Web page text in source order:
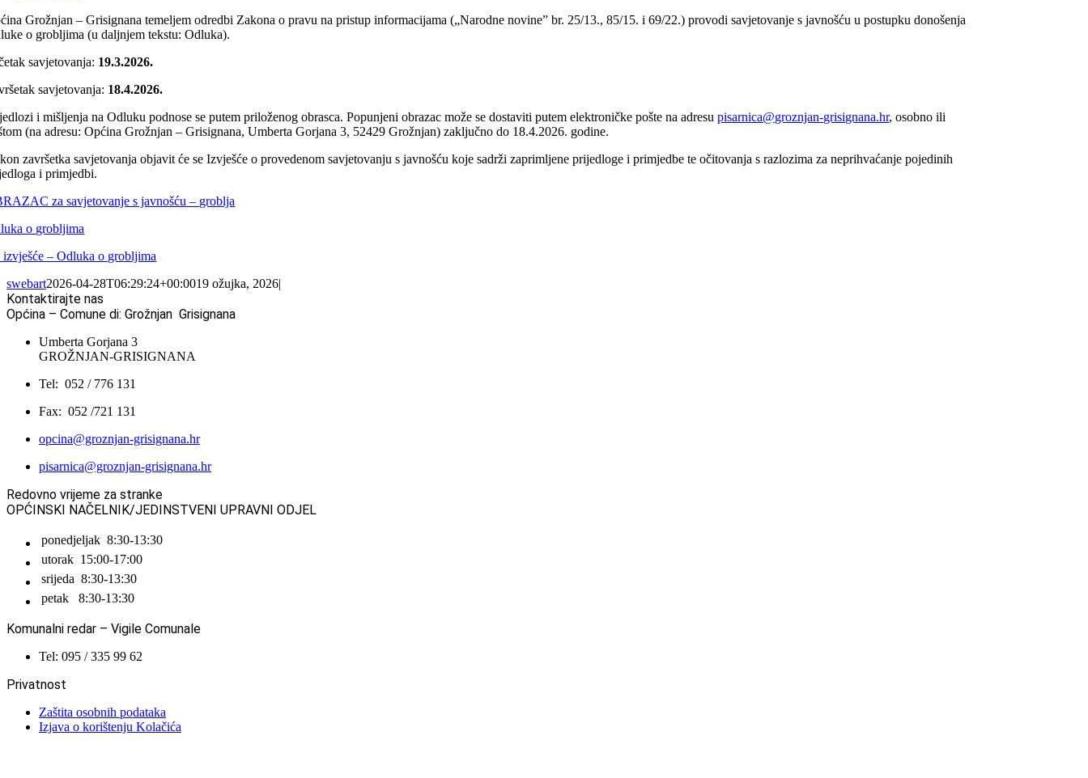
Grožnjan – Grisignana temeljem odredbi Zakona o pravu na pristup informacijama („Narodne novine” br. 25/13., 85/15. i 69/22.) provodi savjetovanje s javnošću u postupku donošenja
o grobljima (u daljnjem tekstu: Odluka).
savjetovanja: 19.3.2026.
savjetovanja: 18.4.2026.
i mišljenja na Odluku podnose se putem priloženog obrasca. Popunjeni obrazac može se dostaviti putem elektroničke pošte na adresupisarnica@groznjan-grisignana.hr, osobno ili
(na adresu: Općina Grožnjan – Grisignana, Umberta Gorjana 3, 52429 Grožnjan) zaključno do 18.4.2026. godine.
završetka savjetovanja objavit će se Izvješće o provedenom savjetovanju s javnošću koje sadrži zaprimljene prijedloge i primjedbe te očitovanja s razlozima za neprihvaćanje pojedinih
i primjedbi.
za savjetovanje s javnošću – groblja
o grobljima
– Odluka o grobljima
swebart2026-04-28T06:29:24+00:0019 ožujka, 2026|
Kontaktirajte nas
Općina – Comune di: Grožnjan Grisignana
Umberta Gorjana 3
GROŽNJAN-GRISIGNANA
Tel: 052 / 776 131
Fax: 052 /721 131
opcina@groznjan-grisignana.hr
pisarnica@groznjan-grisignana.hr
Redovno vrijeme za stranke
OPĆINSKI NAČELNIK/JEDINSTVENI UPRAVNI ODJEL
ponedjeljak 8:30-13:30
utorak 15:00-17:00
srijeda 8:30-13:30
petak
8:30-13:30
Komunalni redar – Vigile Comunale
Tel: 095 / 335 99 62
Privatnost
Zaštita osobnih podataka
Izjava o korištenju Kolačića